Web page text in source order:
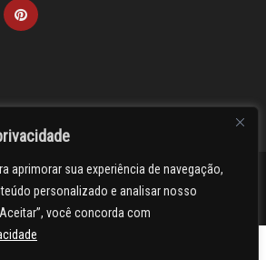
aprimorar sua experiência de navegação,
personalizado e analisar nosso
você concorda com